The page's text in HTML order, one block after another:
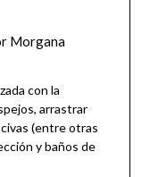
Morgana
con la
arrastrar
(entre otras
y baños de